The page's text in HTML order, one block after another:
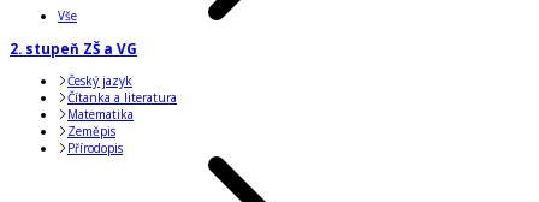
Vše
2. stupeň ZŠ a VG
Český jazyk
Čítanka a literatura
Matematika
Zeměpis
Přírodopis